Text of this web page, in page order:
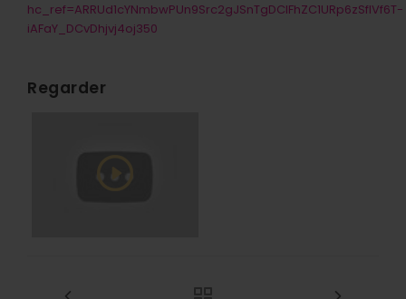
hc_ref=ARRUd1cYNmbwPUn9Src2gJSnTgDCIFhZC1URp6zSflVf6T-
iAFaY_DCvDhjvj4oj350
Regarder